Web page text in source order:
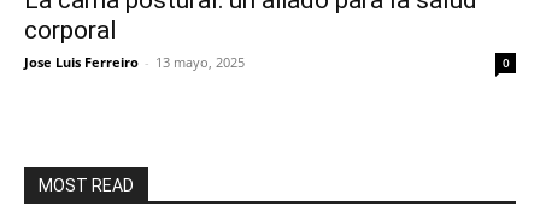
corporal
Jose Luis Ferreiro - 13 mayo, 2025 0
MOST READ